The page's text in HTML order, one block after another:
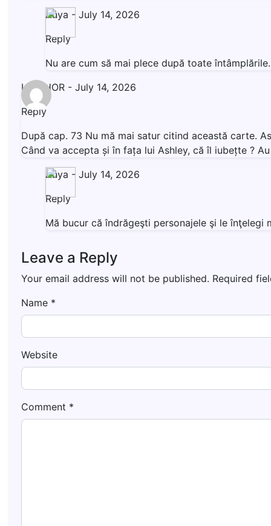
Anya - July 14, 2026
Reply
Nu are cum să mai plece după toate
LIVISHOR - July 14, 2026
Reply
După cap. 73 Nu mă mai satur citind această carte.
Când va accepta și în fața lui Ashley, că îl iubețte ?
Anya - July 14, 2026
Reply
Mă bucur că îndrăgeşti personajele şi le
Leave a Reply
Your email address will not be published. Required
Name *
Website
Comment *